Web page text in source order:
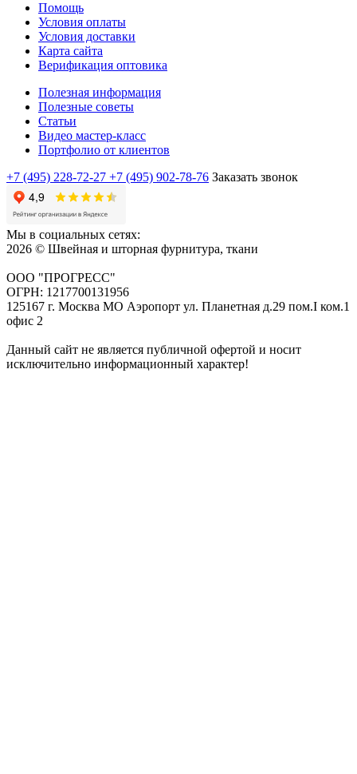
Помощь
Условия оплаты
Условия доставки
Карта сайта
Верификация оптовика
Полезная информация
Полезные советы
Статьи
Видео мастер-класс
Портфолио от клиентов
+7 (495) 228-72-27 +7 (495) 902-78-76 Заказать звонок
Мы в социальных сетях:
2026 © Швейная и шторная фурнитура, ткани
ООО "ПРОГРЕСС"
ОГРН: 1217700131956
125167 г. Москва МО Аэропорт ул. Планетная д.29 пом.I ком.1
офис 2
Данный сайт не является публичной офертой и носит
исключительно информационный характер!